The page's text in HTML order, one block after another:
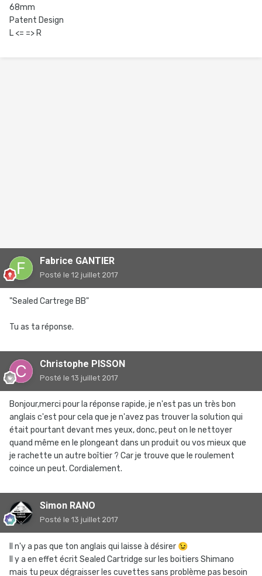
68mm
Patent Design
L <= => R
Fabrice GANTIER
Posté le 12 juillet 2017
"Sealed Cartrege BB"
Tu as ta réponse.
Christophe PISSON
Posté le 13 juillet 2017
Bonjour,merci pour la réponse rapide, je n'est pas un très bon
anglais c'est pour cela que je n'avez pas trouver la solution qui
était pourtant devant mes yeux, donc, peut on le nettoyer
quand même en le plongeant dans un produit ou vos mieux que
je rachette un autre boîtier ? Car je trouve que le roulement
coince un peut. Cordialement.
Simon RANO
Posté le 13 juillet 2017
Il n'y a pas que ton anglais qui laisse à désirer 😉
Il y a en effet écrit Sealed Cartridge sur les boitiers Shimano
mais tu peux dégraisser les cuvettes sans problème pas besoin